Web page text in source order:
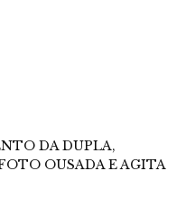
DA DUPLA,
OUSADA E AGITA